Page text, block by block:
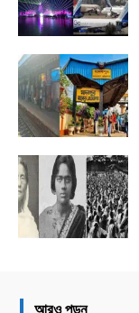
আরও পড়ুন